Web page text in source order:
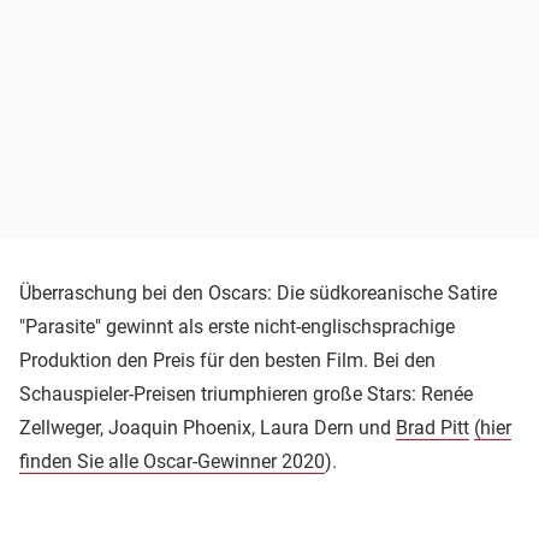
Überraschung bei den Oscars: Die südkoreanische Satire
"Parasite" gewinnt als erste nicht-englischsprachige
Produktion den Preis für den besten Film. Bei den
Schauspieler-Preisen triumphieren große Stars: Renée
Zellweger, Joaquin Phoenix, Laura Dern und Brad Pitt (hier
finden Sie alle Oscar-Gewinner 2020).